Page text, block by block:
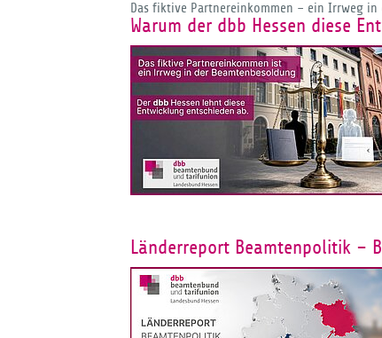
Das fiktive Partnereinkommen – ein Irrweg in
Warum der dbb Hessen diese
Länderreport Beamtenpolitik –